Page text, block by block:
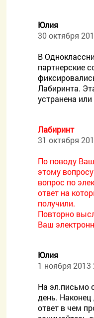
Юлия
30 октября
В
партнерские
Лабиринта.
устранена или
Лабиринт
31 октября
По поводу
этому
вопрос по
ответ на
получили.
Повторно
Ваш
Юлия
1 ноября 2013
На эл.письмо
день.
ответ в чем